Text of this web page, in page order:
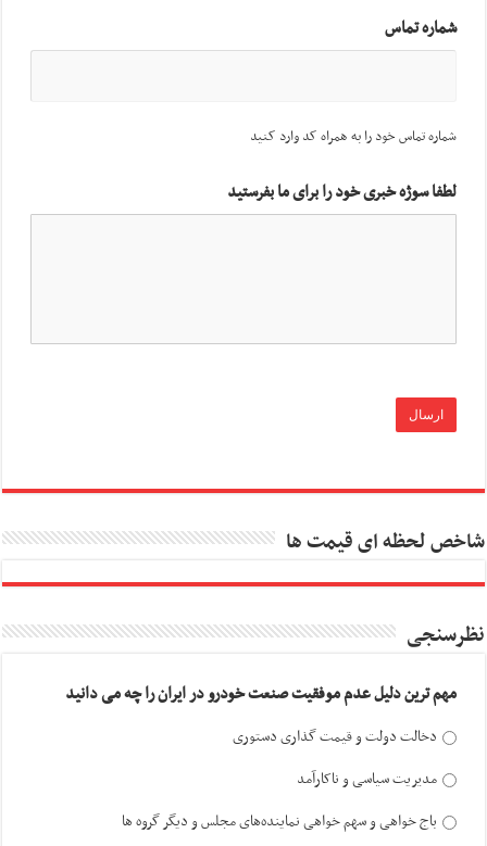
شماره تماس
شماره تماس خود را به همراه کد وارد کنید
لطفا سوژه خبری خود را برای ما بفرستید
شاخص لحظه ای قیمت ها
نظرسنجی
مهم ترین دلیل عدم موفقیت صنعت خودرو در ایران را چه می دانید
دخالت دولت و قیمت گذاری دستوری
مدیریت سیاسی و ناکارآمد
باج خواهی و سهم خواهی نماینده‌های مجلس و دیگر گروه ها